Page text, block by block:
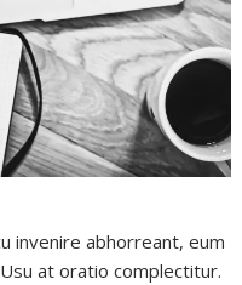
invenire abhorreant, eum
at oratio complectitur.